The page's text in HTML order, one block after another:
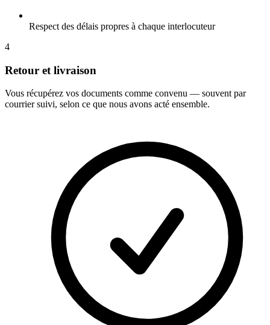
Respect des délais propres à chaque interlocuteur
4
Retour et livraison
Vous récupérez vos documents comme convenu — souvent par
courrier suivi, selon ce que nous avons acté ensemble.